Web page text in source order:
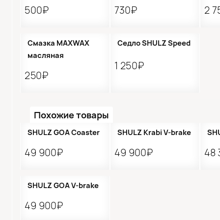
500₽ 730₽ 2
Смазка MAXWAX
масляная
250₽
Седло SHULZ Speed
1 250₽
Похожие товары
SHULZ GOA Coaster
49 900₽
SHULZ Krabi V-brake
49 900₽ 48
SHULZ GOA V-brake
49 900₽